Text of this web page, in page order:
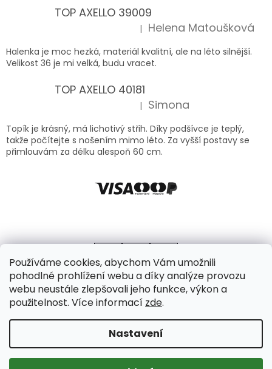
Používáme cookies, abychom Vám umožnili
pohodlné prohlížení webu a díky analýze provozu
webu neustále zlepšovali jeho funkce, výkon a
použitelnost. Více informací zde.
Nastavení
TOP AXELLO 39009
Hodnocení produktu je 5 z 5 hvězdiček.
| Helena Matoušková
Halenka je moc hezká, materiál kvalitní, ale na léto silnější.
Velikost 36 je mi velká, budu vracet.
TOP AXELLO 40181
Hodnocení produktu je 5 z 5 hvězdiček.
| Simona
Topík je krásný, má lichotivý střih. Díky podšívce je teplý,
takže počítejte s nošením mimo léto. Za vyšší postavy se
přimlouvám za délku alespoň 60 cm.
Vytvořil Shoptet
. Všechna práva vyhrazena.
nastavení cookies